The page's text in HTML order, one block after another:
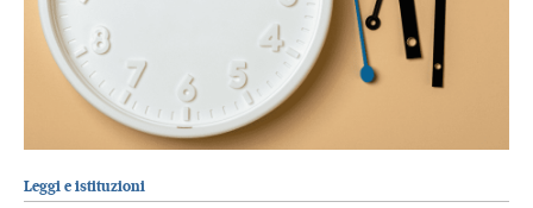
Leggi e istituzioni